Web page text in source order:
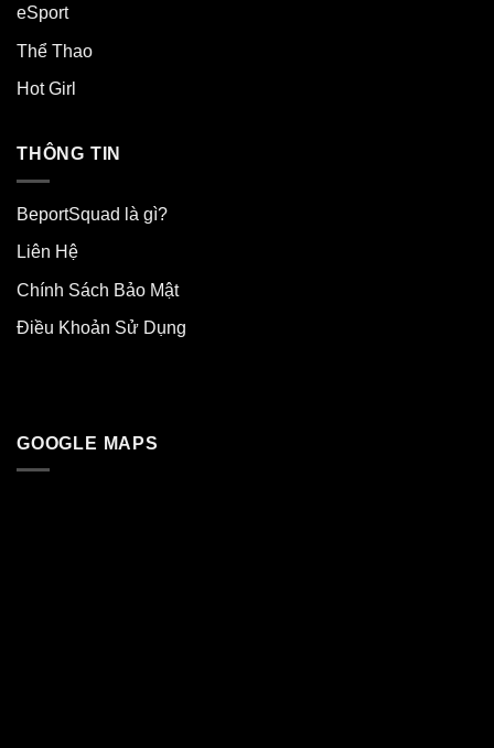
eSport
Thể Thao
Hot Girl
THÔNG TIN
BeportSquad là gì?
Liên Hệ
Chính Sách Bảo Mật
Điều Khoản Sử Dụng
GOOGLE MAPS